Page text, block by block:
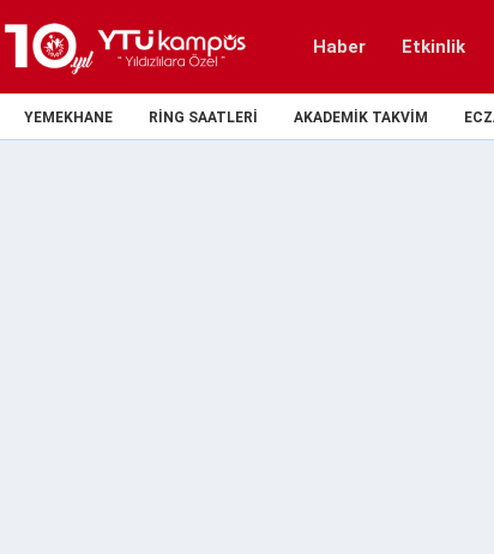
Haber Etkinlik
YEMEKHANE RING SAATLERI AKADEMIK TAKVIM